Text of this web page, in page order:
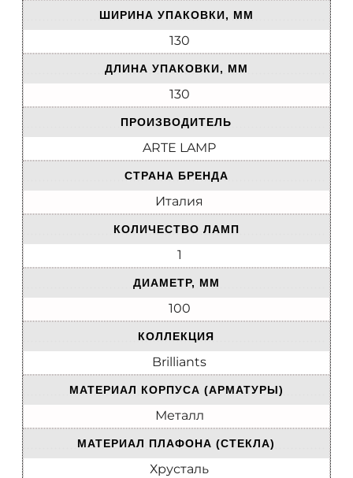
ШИРИНА УПАКОВКИ, ММ
130
ДЛИНА УПАКОВКИ, ММ
130
ПРОИЗВОДИТЕЛЬ
ARTE LAMP
СТРАНА БРЕНДА
Италия
КОЛИЧЕСТВО ЛАМП
1
ДИАМЕТР, ММ
100
КОЛЛЕКЦИЯ
Brilliants
МАТЕРИАЛ КОРПУСА (АРМАТУРЫ)
Металл
МАТЕРИАЛ ПЛАФОНА (СТЕКЛА)
Хрусталь